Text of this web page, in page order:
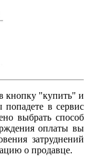
кнопку "купить" и
в сервис
выбрать способ
оплаты вы
затруднений
о продавце.